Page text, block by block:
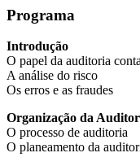
Programa
Introdução
O papel da auditoria
A análise do risco
Os erros e as fraudes
Organização da
O processo de auditoria
O planeamento da